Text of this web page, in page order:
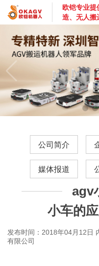
欧铠专业提
造、无人搬
公司简介
媒体报道
agv
小车的
发布时间：2018年04月12日
有限公司